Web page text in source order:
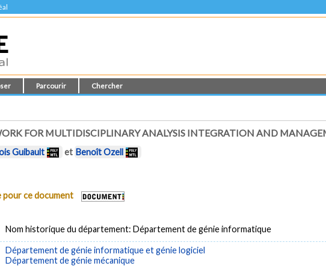
Parcourir Chercher
FOR MULTIDISCIPLINARY ANALYSIS INTEGRATION AND
Guibault et Benoît Ozell
pour ce document
Nom historique du département: Département de génie informatique
Département de génie informatique et génie logiciel
Département de génie mécanique